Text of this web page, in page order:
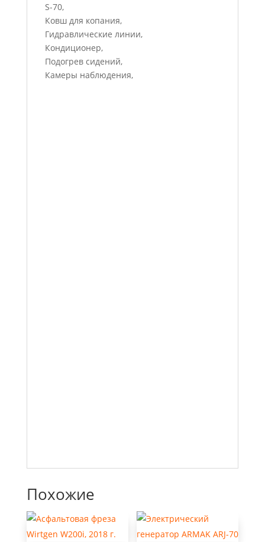
S-70,
Ковш для копания,
Гидравлические линии,
Кондиционер,
Подогрев сидений,
Камеры наблюдения,
Похожие